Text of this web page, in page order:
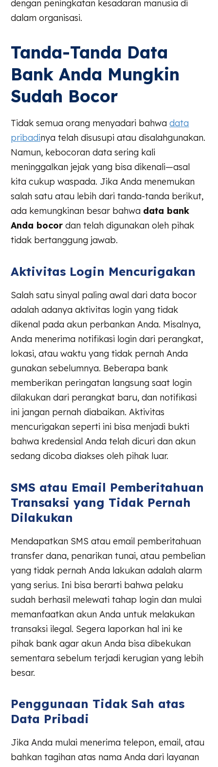
dengan peningkatan kesadaran manusia di
dalam organisasi.
Tanda-Tanda Data
Bank Anda Mungkin
Sudah Bocor
Tidak semua orang menyadari bahwadata
pribadinya telah disusupi atau disalahgunakan.
Namun, kebocoran data sering kali
meninggalkan jejak yang bisa dikenali—asal
kita cukup waspada. Jika Anda menemukan
salah satu atau lebih dari tanda-tanda berikut,
ada kemungkinan besar bahwa data bank
Anda bocor dan telah digunakan oleh pihak
tidak bertanggung jawab.
Aktivitas Login Mencurigakan
Salah satu sinyal paling awal dari data bocor
adalah adanya aktivitas login yang tidak
dikenal pada akun perbankan Anda. Misalnya,
Anda menerima notifikasi login dari perangkat,
lokasi, atau waktu yang tidak pernah Anda
gunakan sebelumnya. Beberapa bank
memberikan peringatan langsung saat login
dilakukan dari perangkat baru, dan notifikasi
ini jangan pernah diabaikan. Aktivitas
mencurigakan seperti ini bisa menjadi bukti
bahwa kredensial Anda telah dicuri dan akun
sedang dicoba diakses oleh pihak luar.
SMS atau Email Pemberitahuan
Transaksi yang Tidak Pernah
Dilakukan
Mendapatkan SMS atau email pemberitahuan
transfer dana, penarikan tunai, atau pembelian
yang tidak pernah Anda lakukan adalah alarm
yang serius. Ini bisa berarti bahwa pelaku
sudah berhasil melewati tahap login dan mulai
memanfaatkan akun Anda untuk melakukan
transaksi ilegal. Segera laporkan hal ini ke
pihak bank agar akun Anda bisa dibekukan
sementara sebelum terjadi kerugian yang lebih
besar.
Penggunaan Tidak Sah atas
Data Pribadi
Jika Anda mulai menerima telepon, email, atau
bahkan tagihan atas nama Anda dari layanan